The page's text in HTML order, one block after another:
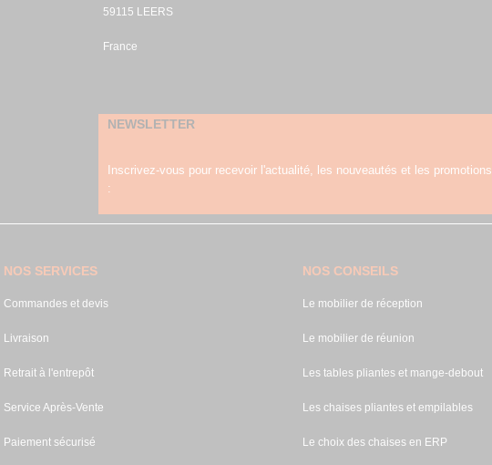
59115 LEERS
France
NEWSLETTER
Inscrivez-vous pour recevoir l'actualité, les nouveautés et les promotions
:
NOS SERVICES
Commandes et devis
Livraison
Retrait à l'entrepôt
Service Après-Vente
Paiement sécurisé
NOS CONSEILS
Le mobilier de réception
Le mobilier de réunion
Les tables pliantes et mange-debout
Les chaises pliantes et empilables
Le choix des chaises en ERP